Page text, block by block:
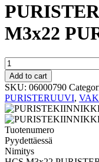
M3x22
PURISTERUUVI
VAKIO
HCS
M3x22
PURISTERUUVI
S400
quantity
Add to cart
SKU: 06000790
PURISTERUUVI,
Tuotenumero
Pyydettäessä
Nimitys